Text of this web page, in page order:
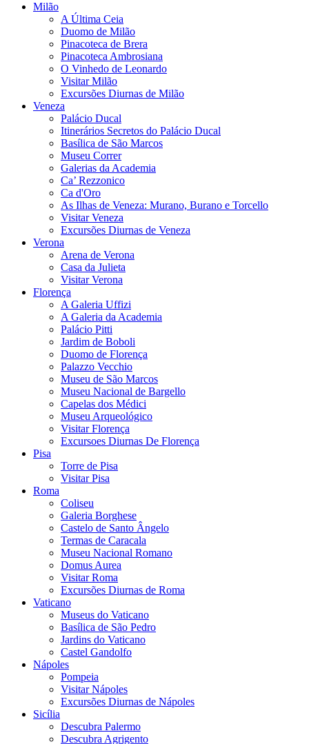
Milão
A Última Ceia
Duomo de Milão
Pinacoteca de Brera
Pinacoteca Ambrosiana
O Vinhedo de Leonardo
Visitar Milão
Excursões Diurnas de Milão
Veneza
Palácio Ducal
Itinerários Secretos do Palácio Ducal
Basílica de São Marcos
Museu Correr
Galerias da Academia
Ca’ Rezzonico
Ca d'Oro
As Ilhas de Veneza: Murano, Burano e Torcello
Visitar Veneza
Excursões Diurnas de Veneza
Verona
Arena de Verona
Casa da Julieta
Visitar Verona
Florença
A Galeria Uffizi
A Galeria da Academia
Palácio Pitti
Jardim de Boboli
Duomo de Florença
Palazzo Vecchio
Museu de São Marcos
Museu Nacional de Bargello
Capelas dos Médici
Museu Arqueológico
Visitar Florença
Excursoes Diurnas De Florença
Pisa
Torre de Pisa
Visitar Pisa
Roma
Coliseu
Galeria Borghese
Castelo de Santo Ângelo
Termas de Caracala
Museu Nacional Romano
Domus Aurea
Visitar Roma
Excursões Diurnas de Roma
Vaticano
Museus do Vaticano
Basílica de São Pedro
Jardins do Vaticano
Castel Gandolfo
Nápoles
Pompeia
Visitar Nápoles
Excursões Diurnas de Nápoles
Sicília
Descubra Palermo
Descubra Agrigento